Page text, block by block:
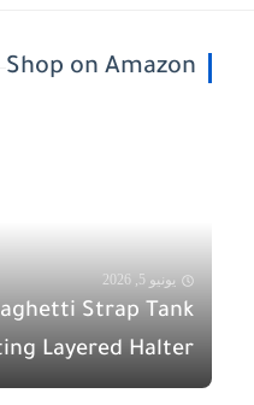
Shop on Amazon
يونيو 5, 2026
Strap Tank
Layered Halter...